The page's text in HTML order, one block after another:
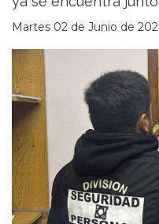
Martes 02 de Junio de